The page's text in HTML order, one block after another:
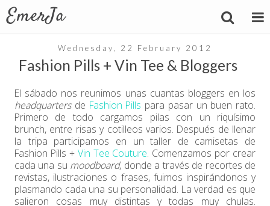
Wednesday, 22 February 2012
Fashion Pills + Vin Tee & Bloggers
El sábado nos reunimos unas cuantas bloggers en los
headquartersde Fashion Pills para pasar un buen rato.
Primero de todo cargamos pilas con un riquísimo
brunch, entre risas y cotilleos varios. Después de llenar
la tripa participamos en un taller de camisetas de
Fashion Pills + Vin Tee Couture. Comenzamos por crear
cada una su moodboard, donde a través de recortes de
revistas, ilustraciones o frases, fuimos inspirándonos y
plasmando cada una su personalidad. La verdad es que
salieron cosas muy distintas y todas muy chulas.